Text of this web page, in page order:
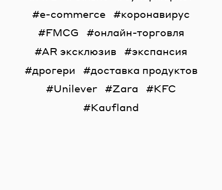
e-commerce
коронавирус
FMCG
онлайн-торговля
AR эксклюзив
экспансия
дрогери
доставка продуктов
Unilever
Zara
KFC
Kaufland